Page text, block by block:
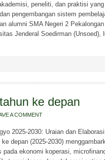
peneliti, dan praktisi
pengembangan sistem
alumni SMA Negeri 2
Jenderal Soedirman (Unsoed),
ke depan
A COMMENT
2025-2030: Uraian dan
depan (2025-2030)
ekonomi koperasi,